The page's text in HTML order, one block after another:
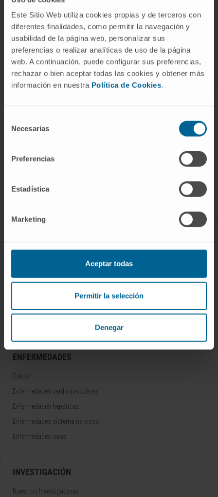
Este Sitio Web utiliza cookies propias y de terceros con
diferentes finalidades, como permitir la navegación y
usabilidad de la página web, personalizar sus
preferencias o realizar analíticas de uso de la página
web. A continuación, puede configurar sus preferencias,
rechazar o bien aceptar todas las cookies y obtener más
información en nuestra Política de Cookies.
Necesarias
Preferencias
Estadística
Marketing
Aceptar todas
Permitir la selección
Denegar
Investigadora | Investigadora
Grupo de Investigación en Terapias
Avanzadas para Enfermedades
Hepáticas Raras
Síguenos
CONOZCA EL CIMA
Centro de Investigacion de la Clínica
Campus de la Universidad de Navarra
ENFERMEDADES
Cáncer
Enfermedades cardiovasculares
Enfermedades hepáticas
Enfermedades sistema nervioso
Enfermedades raras
INVESTIGACIÓN
Nuestros Investigadores